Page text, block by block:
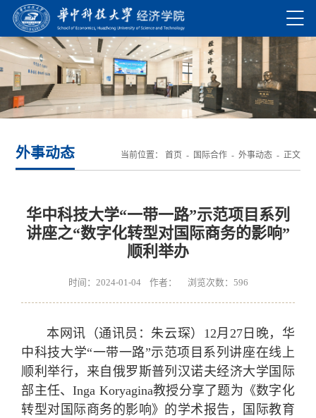
外事动态 当前位置： 首页 - 国际合作- 外事动态- 正文
华中科技大学“一带一路”示范项目系列
讲座之“数字化转型对国际商务的影响”
顺利举办
时间：2024-01-04 作者： 浏览次数： 596
本网讯（通讯员：朱云琛）12月27日晚，华
中科技大学“一带一路”示范项目系列讲座在线上
顺利举行，来自俄罗斯普列汉诺夫经济大学国际
部主任、Inga Koryagina教授分享了题为《数字化
转型对国际商务的影响》的学术报告，国际教育